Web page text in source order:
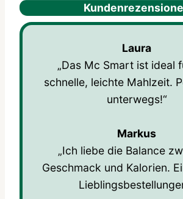
Laura
„Das Mc Smart ist ideal
schnelle, leichte Mahlzeit.
unterwegs!“
Markus
„Ich liebe die Balance
Geschmack und Kalorien.